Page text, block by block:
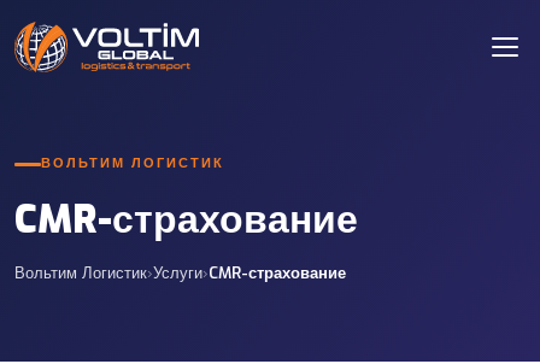
ВОЛЬТИМ ЛОГИСТИК
CMR-страхование
Вольтим Логистик›Услуги›CMR-страхование